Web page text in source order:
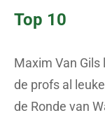
Top 10
Maxim Van Gils
de profs al
de Ronde van